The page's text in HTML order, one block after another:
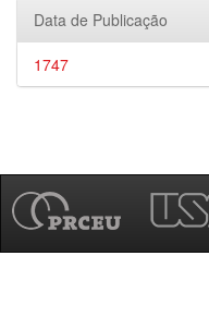
Data de Publicação
1747